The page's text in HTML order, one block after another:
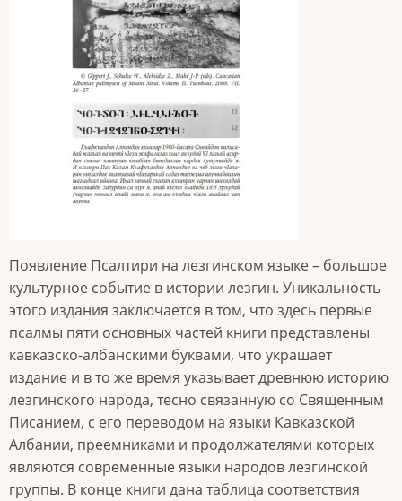
Появление Псалтири на лезгинском языке – большое
культурное событие в истории лезгин. Уникальность
этого издания заключается в том, что здесь первые
псалмы пяти основных частей книги представлены
кавказско-албанскими буквами, что украшает
издание и в то же время указывает древнюю историю
лезгинского народа, тесно связанную со Священным
Писанием, с его переводом на языки Кавказской
Албании, преемниками и продолжателями которых
являются современные языки народов лезгинской
группы. В конце книги дана таблица соответствия